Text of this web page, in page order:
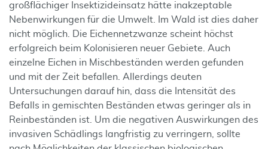
großflächiger Insektizideinsatz hätte inakzeptable
Nebenwirkungen für die Umwelt. Im Wald ist dies daher
nicht möglich. Die Eichennetzwanze scheint höchst
erfolgreich beim Kolonisieren neuer Gebiete. Auch
einzelne Eichen in Mischbeständen werden gefunden
und mit der Zeit befallen. Allerdings deuten
Untersuchungen darauf hin, dass die Intensität des
Befalls in gemischten Beständen etwas geringer als in
Reinbeständen ist. Um die negativen Auswirkungen des
invasiven Schädlings langfristig zu verringern, sollte